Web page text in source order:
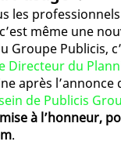
les
même une
Groupe Publicis,
Directeur du
après l’annonce
de Publicis
à l’honneur,
.